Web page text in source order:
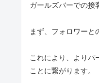
ガールズバーでの接
まず、フォロワーと
これにより、よりパ
ことに繋がります。